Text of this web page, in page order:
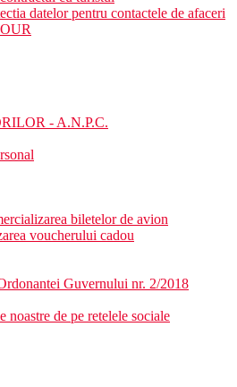
orasului Ayia Napa
50 min.
de:
racoritoare, apa, bauturi alcoolice
datelor pentru contactele de afaceri
- A.N.P.C.
biletelor de avion
voucherului cadou
Guvernului nr. 2/2018
noastre de pe retelele sociale